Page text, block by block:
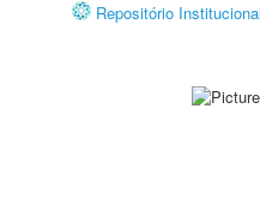
Repositório